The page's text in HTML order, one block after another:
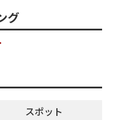
グ
スポット